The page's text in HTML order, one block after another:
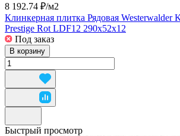
8 192.74 ₽/м2
Клинкерная плитка Рядовая Westerwalder
Prestige Rot LDF12 290x52x12
Под заказ
В корзину
Быстрый просмотр